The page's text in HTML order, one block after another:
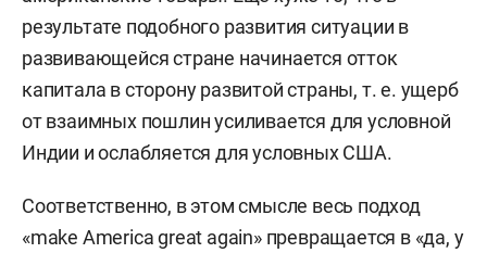
результате подобного развития ситуации в
развивающейся стране начинается отток
капитала в сторону развитой страны, т. е. ущерб
от взаимных пошлин усиливается для условной
Индии и ослабляется для условных США.
Соответственно, в этом смысле весь подход
«make America great again» превращается в «да, у